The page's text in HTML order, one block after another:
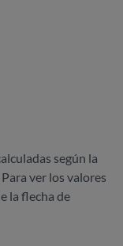
según la
ver los valores
la flecha de